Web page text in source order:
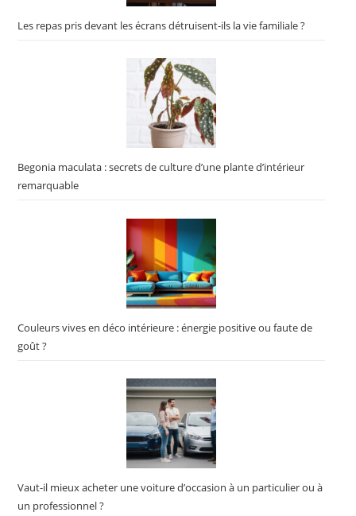
Les repas pris devant les écrans détruisent-ils la vie familiale ?
Begonia maculata : secrets de culture d’une plante d’intérieur
remarquable
Couleurs vives en déco intérieure : énergie positive ou faute de
goût ?
Vaut-il mieux acheter une voiture d’occasion à un particulier ou à
un professionnel ?